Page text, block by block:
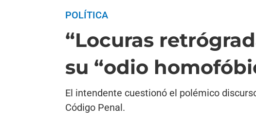
POLÍTICA
“Locuras
su “odio
El intendente cuestionó el polémico
Código Penal.